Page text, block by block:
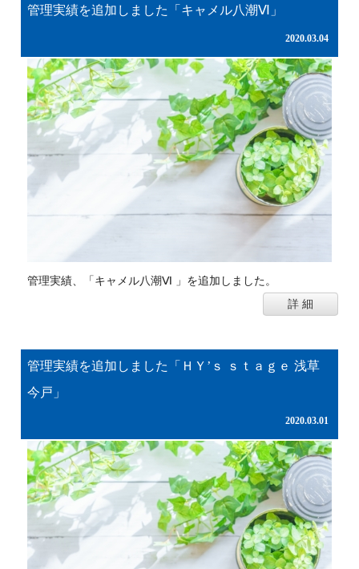
管理実績を追加しました「キャメル八潮Ⅵ」
2020.03.04
管理実績、「キャメル八潮Ⅵ 」を追加しました。
詳 細
管理実績を追加しました「ＨＹ’ｓ ｓｔａｇｅ 浅草
今戸」
2020.03.01